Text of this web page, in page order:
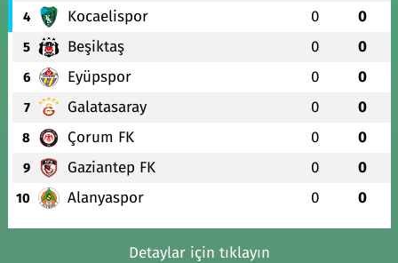
4 Kocaelispor 0 0
5 Beşiktaş 0 0
6 Eyüpspor 0 0
7 Galatasaray 0 0
8 Çorum FK 0 0
9 Gaziantep FK 0 0
10 Alanyaspor 0 0
Detaylar için tıklayın